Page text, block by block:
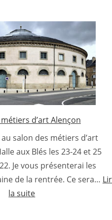
d’art Alençon
salon des métiers d’art
aux Blés les 23-24 et 25
Je vous présenterai les
de la rentrée. Ce sera…
la suite: